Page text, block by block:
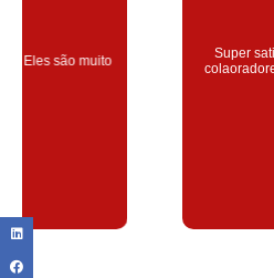
Super satisfeita com o serviço
colaoradores educado e
Claudinei